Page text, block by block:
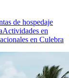
de hospedaje
Actividades en
en Culebra